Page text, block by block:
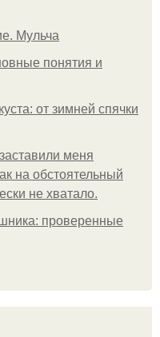
Мульча
понятия и
от зимней спячки
меня
на обстоятельный
не хватало.
проверенные